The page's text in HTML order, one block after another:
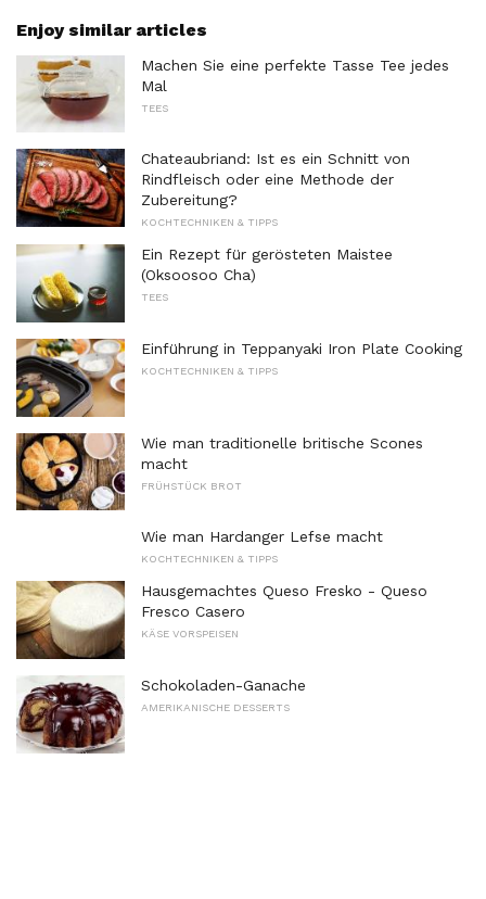
Enjoy similar articles
Machen Sie eine perfekte Tasse Tee jedes
Mal
TEES
Chateaubriand: Ist es ein Schnitt von
Rindfleisch oder eine Methode der
Zubereitung?
KOCHTECHNIKEN & TIPPS
Ein Rezept für gerösteten Maistee
(Oksoosoo Cha)
TEES
Einführung in Teppanyaki Iron Plate Cooking
KOCHTECHNIKEN & TIPPS
Wie man traditionelle britische Scones
macht
FRÜHSTÜCK BROT
Wie man Hardanger Lefse macht
KOCHTECHNIKEN & TIPPS
Hausgemachtes Queso Fresko - Queso
Fresco Casero
KÄSE VORSPEISEN
Schokoladen-Ganache
AMERIKANISCHE DESSERTS